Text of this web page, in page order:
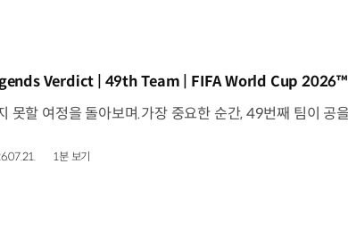
상]
Verdict | 49th Team | FIFA World Cup 2026™
1분 보기